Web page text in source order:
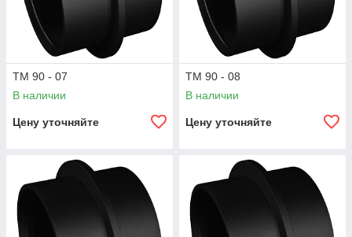
ТМ 90 - 07
В наличии
Цену уточняйте
ТМ 90 - 08
В наличии
Цену уточняйте